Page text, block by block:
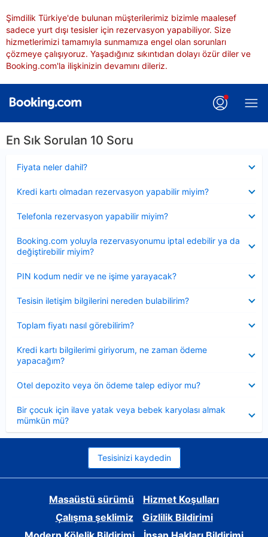
Şimdilik Türkiye'de bulunan müşterilerimiz bizimle maalesef
sadece yurt dışı tesisler için rezervasyon yapabiliyor. Size
hizmetlerimizi tamamıyla sunmamıza engel olan sorunları
çözmeye çalışıyoruz. Yaşadığınız sıkıntıdan dolayı özür diler ve
Booking.com'la ilişkinizin devamını dileriz.
En Sık Sorulan 10 Soru
Fiyata neler dahil?
Kredi kartı olmadan rezervasyon yapabilir miyim?
Telefonla rezervasyon yapabilir miyim?
Booking.com yoluyla rezervasyonumu iptal edebilir ya da
değiştirebilir miyim?
PIN kodum nedir ve ne işime yarayacak?
Tesisin iletişim bilgilerini nereden bulabilirim?
Toplam fiyatı nasıl görebilirim?
Kredi kartı bilgilerimi giriyorum, ne zaman ödeme
yapacağım?
Otel depozito veya ön ödeme talep ediyor mu?
Bir çocuk için ilave yatak veya bebek karyolası almak
mümkün mü?
Tesisinizi kaydedin
Masaüstü sürümü
Hizmet Koşulları
Çalışma şeklimiz
Gizlilik Bildirimi